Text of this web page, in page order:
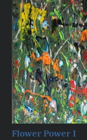
Flower Power I